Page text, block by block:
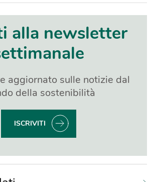
alla newsletter
aggiornato sulle notizie dal
della sostenibilità
ISCRIVITI